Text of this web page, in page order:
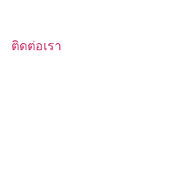
ติดต่อเรา